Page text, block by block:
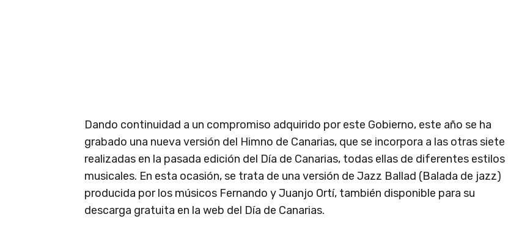
Dando continuidad a un compromiso adquirido por este Gobierno, este año se ha
grabado una nueva versión del Himno de Canarias, que se incorpora a las otras siete
realizadas en la pasada edición del Día de Canarias, todas ellas de diferentes estilos
musicales. En esta ocasión, se trata de una versión de Jazz Ballad (Balada de jazz)
producida por los músicos Fernando y Juanjo Ortí, también disponible para su
descarga gratuita en la web del Día de Canarias.